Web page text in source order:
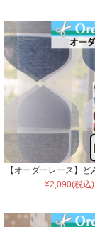
【オーダーレース】
¥2,090(税込)